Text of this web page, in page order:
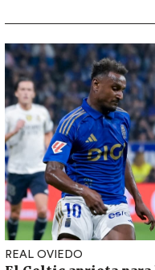
REAL OVIEDO